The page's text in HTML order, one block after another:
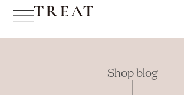
Shop blog